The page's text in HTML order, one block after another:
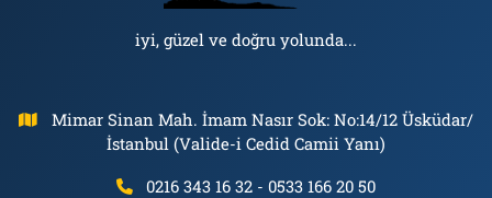
iyi, güzel ve doğru yolunda...
Mimar Sinan Mah. İmam Nasır Sok: No:14/12 Üsküdar/
İstanbul (Valide-i Cedid Camii Yanı)
0216 343 16 32 - 0533 166 20 50